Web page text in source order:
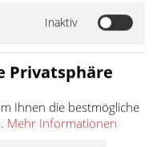
Die Kette wird offen
Inaktiv
Privatsphäre
Ihnen die bestmögliche
Mehr Informationen